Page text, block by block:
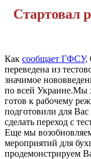
Стартовал
Как сообщает ГФСУ,
переведена из
значимое
по всей Украине.Мы
готов к рабочему
подготовили для
сделать переход с
Еще мы
мероприятий для
продемонстрируем